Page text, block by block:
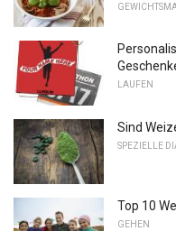
LAUFEN
Sind
SPEZIELLE
Top 10
GEHEN